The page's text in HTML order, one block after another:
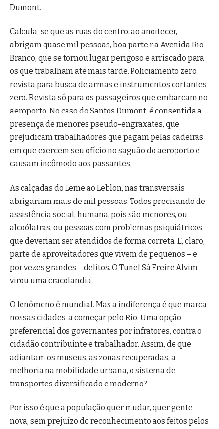
Dumont.
Calcula-se que as ruas do centro, ao anoitecer,
abrigam quase mil pessoas, boa parte na Avenida Rio
Branco, que se tornou lugar perigoso e arriscado para
os que trabalham até mais tarde. Policiamento zero;
revista para busca de armas e instrumentos cortantes
zero. Revista só para os passageiros que embarcam no
aeroporto. No caso do Santos Dumont, é consentida a
presença de menores pseudo-engraxates, que
prejudicam trabalhadores que pagam pelas cadeiras
em que exercem seu ofício no saguão do aeroporto e
causam incômodo aos passantes.
As calçadas do Leme ao Leblon, nas transversais
abrigariam mais de mil pessoas. Todos precisando de
assistência social, humana, pois são menores, ou
alcoólatras, ou pessoas com problemas psiquiátricos
que deveriam ser atendidos de forma correta. E, claro,
parte de aproveitadores que vivem de pequenos – e
por vezes grandes – delitos. O Tunel Sá Freire Alvim
virou uma cracolandia.
O fenômeno é mundial. Mas a indiferença é que marca
nossas cidades, a começar pelo Rio. Uma opção
preferencial dos governantes por infratores, contra o
cidadão contribuinte e trabalhador. Assim, de que
adiantam os museus, as zonas recuperadas, a
melhoria na mobilidade urbana, o sistema de
transportes diversificado e moderno?
Por isso é que a população quer mudar, quer gente
nova, sem prejuízo do reconhecimento aos feitos pelos